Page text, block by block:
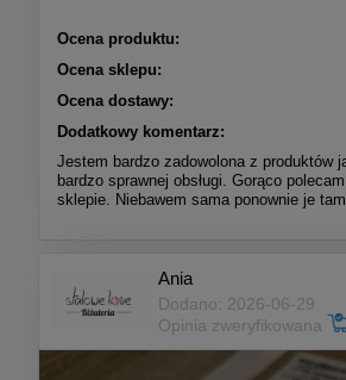
Ocena produktu:
Ocena sklepu:
Ocena dostawy:
Dodatkowy komentarz:
Jestem bardzo zadowolona z produktów
bardzo sprawnej obsługi. Gorąco
sklepie. Niebawem sama ponownie je tam
Ania
Dodano: 2026-06-29
Opinia zweryfikowana